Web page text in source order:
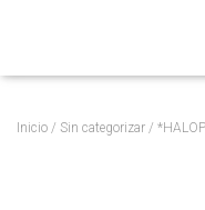
Inicio / Sin categorizar /